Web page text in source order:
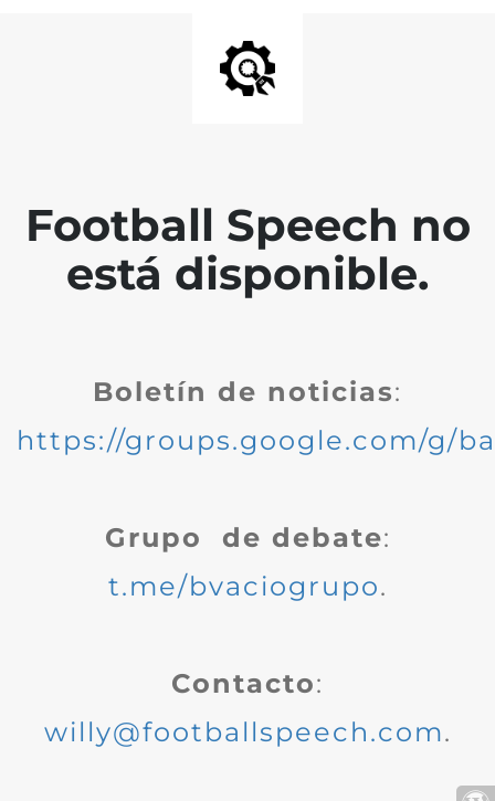
Football Speech no
está disponible.
Boletín de noticias:
https://groups.google.com/g/
Grupo de debate:
t.me/bvaciogrupo.
Contacto:
willy@footballspeech.com.